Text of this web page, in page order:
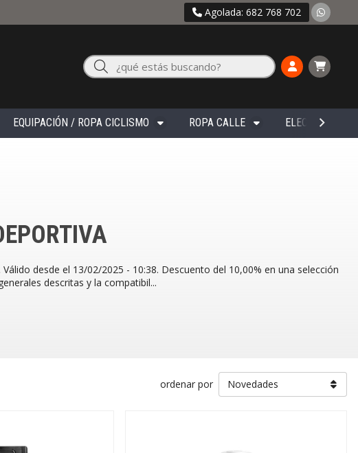
Agolada: 682 768 702
Buscar
EQUIPACIÓN / ROPA CICLISMO ROPA CALLE ELECTRÓNICA
desde el 13/02/2025 - 10:38. Descuento del 10,00% en una selección
descritas y la compatibil...
ordenar por